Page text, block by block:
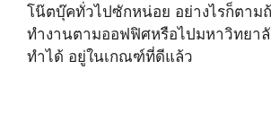
โน๊ตบุ๊คทั่วไปซักหน่อย อย่างไรก็ตาม
ทำงานตามออฟฟิศหรือไปมหาวิทยา
ทำได้ อยู่ในเกณฑ์ที่ดีแล้ว